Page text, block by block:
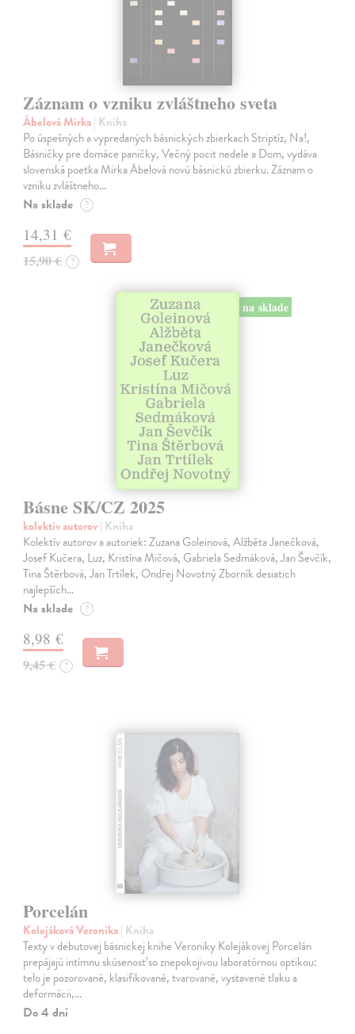
Záznam o vzniku zvláštneho sveta
Ábelová Mirka| Kniha
Po úspešných a vypredaných básnických zbierkach Striptíz, Na!,
Básničky pre domáce paničky, Večný pocit nedele a Dom, vydáva
slovenská poetka Mirka Ábelová novú básnickú zbierku. Záznam o
vzniku zvláštneho…
Na sklade ?
14,31 €
15,90 € ?
na sklade
Básne SK/CZ 2025
kolektív autorov| Kniha
Kolektív autorov a autoriek: Zuzana Goleinová, Alžběta Janečková,
Josef Kučera, Luz, Kristína Mičová, Gabriela Sedmáková, Jan Ševčík,
Tina Štěrbová, Jan Trtílek, Ondřej Novotný Zborník desiatich
najlepších…
Na sklade ?
8,98 €
9,45 € ?
Porcelán
Kolejáková Veronika| Kniha
Texty v debutovej básnickej knihe Veroniky Kolejákovej Porcelán
prepájajú intímnu skúsenosť so znepokojivou laboratórnou optikou:
telo je pozorované, klasifikované, tvarované, vystavené tlaku a
deformácii,…
Do 4 dní